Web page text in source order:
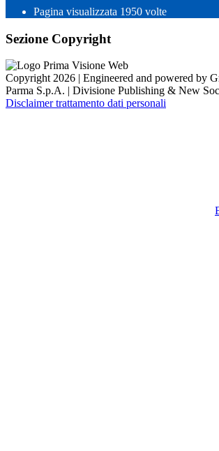
Pagina visualizzata 1950 volte
Sezione Copyright
Copyright 2026 | Engineered and powered by
Parma S.p.A. | Divisione Publishing & New
Disclaimer trattamento dati personali